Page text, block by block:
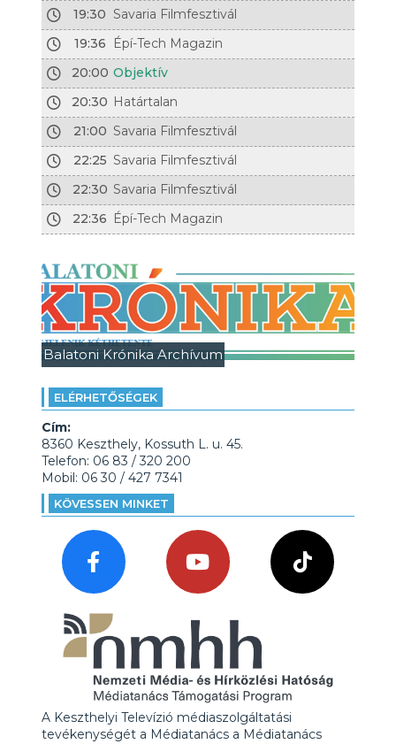
19:30 Savaria Filmfesztivál
19:36
Épí-Tech Magazin
20:00 Objektív
20:30 Határtalan
21:00 Savaria Filmfesztivál
22:25 Savaria Filmfesztivál
22:30 Savaria Filmfesztivál
22:36 Épí-Tech Magazin
Balatoni Krónika Archívum
ELÉRHETŐSÉGEK
Cím:
8360 Keszthely, Kossuth L. u. 45.
Telefon: 06 83 / 320 200
Mobil: 06 30 / 427 7341
KÖVESSEN MINKET
A Keszthelyi Televízió médiaszolgáltatási
tevékenységét a Médiatanács a Médiatanács